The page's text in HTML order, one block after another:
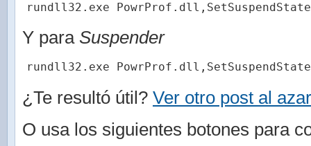
rundll32.exe PowrProf.dll,SetSuspendState
Y para Suspender
rundll32.exe
¿Te resultó útil? Ver otro post al azar
O usa los siguientes botones para